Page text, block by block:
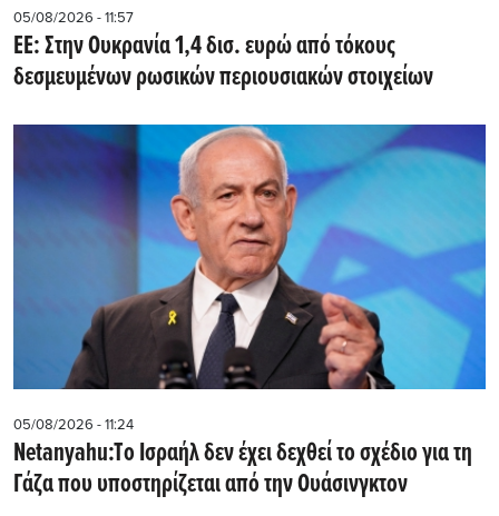
05/08/2026 - 11:57
ΕΕ: Στην Ουκρανία 1,4 δισ. ευρώ από τόκους
δεσμευμένων ρωσικών περιουσιακών στοιχείων
05/08/2026 - 11:24
Netanyahu:Tο Ισραήλ δεν έχει δεχθεί το σχέδιο για τη
Γάζα που υποστηρίζεται από την Ουάσινγκτον